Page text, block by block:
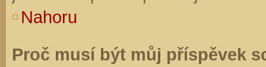
Nahoru
Proč musí být můj příspěvek